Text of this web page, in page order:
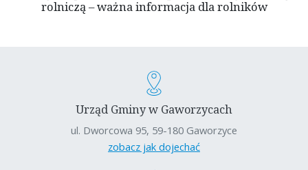
rolniczą – ważna informacja dla rolników
Urząd Gminy w Gaworzycach
ul. Dworcowa 95, 59-180 Gaworzyce
zobacz jak dojechać